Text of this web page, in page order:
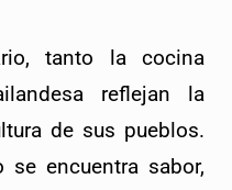
tanto la cocina
reflejan la
de sus pueblos.
encuentra sabor,